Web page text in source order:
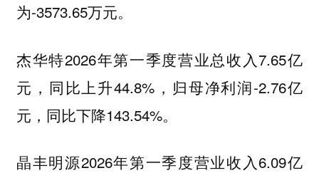
为-3573.65万元。
杰华特2026年第一季度营业总收入7.65亿
元，同比上升44.8%，归母净利润-2.76亿
元，同比下降143.54%。
晶丰明源2026年第一季度营业收入6.09亿